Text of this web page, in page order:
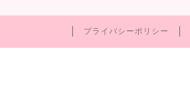
プライバシーポリシー